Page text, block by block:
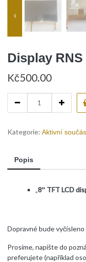
Display RNS
Kč500.00
RNS
T06
Kategorie: Aktivní
Popis
„8″ TFT LCD
Dopravné bude
Prosíme, napište do
preferujete (například